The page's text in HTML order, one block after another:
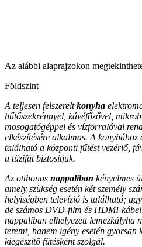
Az alábbi alaprajzokon
Földszint
A teljesen felszereltkonyha
hűtőszekrénnyel, kávéfőzővel,
mosogatógéppel és vízforralóval
elkészítésére alkalmas. A konyhához
található a központi fűtést vezérlő,
a tűzifát biztosítjuk.
Az otthonos nappaliban kényelmes
amely szükség esetén két személy
helyiségben televízió is található;
de számos DVD-film és HDMI-
nappaliban elhelyezett lemezkályha
teremt, hanem igény esetén gyorsan
kiegészítő fűtésként szolgál.